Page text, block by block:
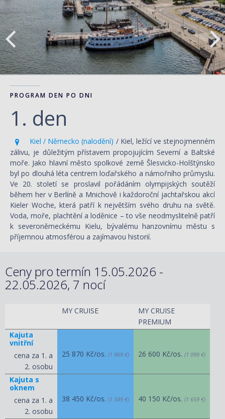
PROGRAM DEN PO DNI
1. den
Kiel / Německo (nalodění) / Kiel, ležící ve stejnojmenném
zálivu, je důležitým přístavem propojujícím Severní a Baltské
moře. Jako hlavní město spolkové země Šlesvicko-Holštýnsko
byl po dlouhá léta centrem loďařského a námořního průmyslu.
Ve 20. století se proslavil pořádáním olympijských soutěží
během her v Berlíně a Mnichově i každoroční jachtařskou akcí
Kieler Woche, která patří k největším svého druhu na světě.
Voda, moře, plachtění a loděnice – to vše neodmyslitelně patří
k severoněmeckému Kielu, bývalému hanzovnímu městu s
příjemnou atmosférou a zajímavou historií.
Ceny pro termín 15.05.2026 -
22.05.2026, 7 nocí
MY CRUISE
MY CRUISE
PREMIUM
Kajuta
vnitřní
cena za 1. a
2. osobu
25 870 Kč/os. (1 069 €) 26 600 Kč/os. (1 099 €)
Kajuta s
oknem
cena za 1. a
2. osobu
38 450 Kč/os. (1 589 €) 40 150 Kč/os. (1 659 €)